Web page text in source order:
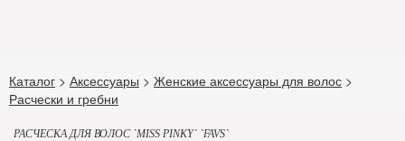
Каталог > Аксессуары > Женские аксессуары для волос >
Расчески и гребни
РАСЧЕСКА ДЛЯ ВОЛОС `MISS PINKY` `FAVS`